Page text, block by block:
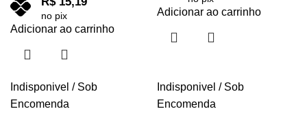
no pix
Adicionar ao carrinho
Adicionar ao carrinho
Indisponivel / Sob
Encomenda
Indisponivel / Sob
Encomenda